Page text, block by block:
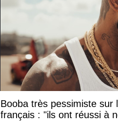
Booba très pessimiste sur
français : "ils ont réussi à